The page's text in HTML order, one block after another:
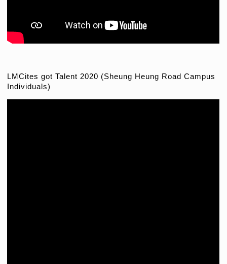
LMCites got Talent 2020 (Sheung Heung Road Campus
Individuals)